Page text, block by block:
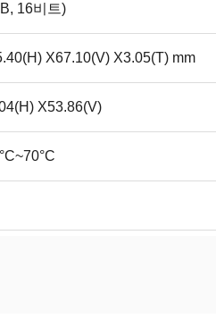
16비트)
X67.10(V) X3.05(T) mm
X53.86(V)